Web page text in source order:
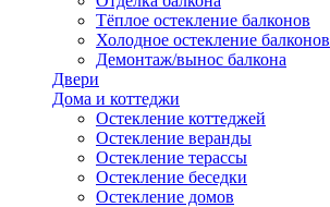
Тёплое остекление балконов
Холодное остекление балконов
Демонтаж/вынос балкона
Двери
Дома и коттеджи
Остекление коттеджей
Остекление веранды
Остекление терассы
Остекление беседки
Остекление домов